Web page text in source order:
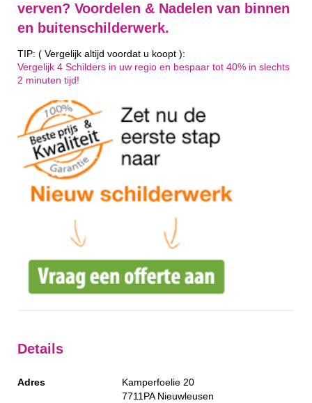
verven? Voordelen & Nadelen van binnen
en buitenschilderwerk.
TIP: ( Vergelijk altijd voordat u koopt ):
Vergelijk 4 Schilders in uw regio en bespaar tot 40% in slechts
2 minuten tijd!
Details
Adres
Kamperfoelie 20
7711PA Nieuwleusen